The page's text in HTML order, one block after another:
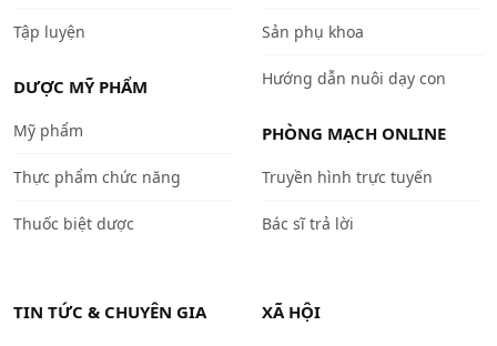
Tập luyện
DƯỢC MỸ PHẨM
Mỹ phẩm
Thực phẩm chức năng
Thuốc biệt dược
Sản phụ khoa
Hướng dẫn nuôi dạy con
PHÒNG MẠCH ONLINE
Truyền hình trực tuyến
Bác sĩ trả lời
TIN TỨC & CHUYÊN GIA XÃ HỘI